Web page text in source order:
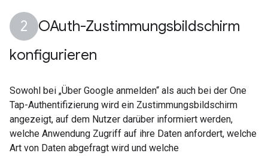
OAuth-Zustimmungsbildschirm
konfigurieren
Sowohl bei „Über Google anmelden“ als auch bei der One
Tap-Authentifizierung wird ein Zustimmungsbildschirm
angezeigt, auf dem Nutzer darüber informiert werden,
welche Anwendung Zugriff auf ihre Daten anfordert, welche
Art von Daten abgefragt wird und welche